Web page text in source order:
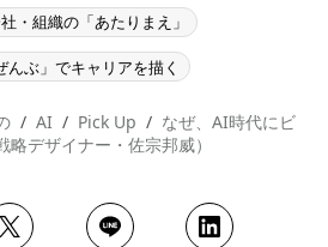
・組織の「あたりまえ」
んぶ」でキャリアを描く
AI Pick Up
なぜ、AI時代にビ
デザイナー・佐宗邦威）